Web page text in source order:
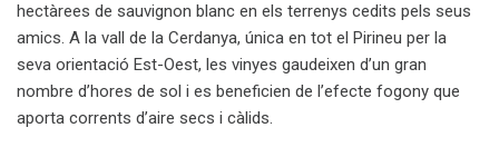
hectàrees de sauvignon blanc en els terrenys cedits pels seus
amics. A la vall de la Cerdanya, única en tot el Pirineu per la
seva orientació Est-Oest, les vinyes gaudeixen d’un gran
nombre d’hores de sol i es beneficien de l’efecte fogony que
aporta corrents d’aire secs i càlids.